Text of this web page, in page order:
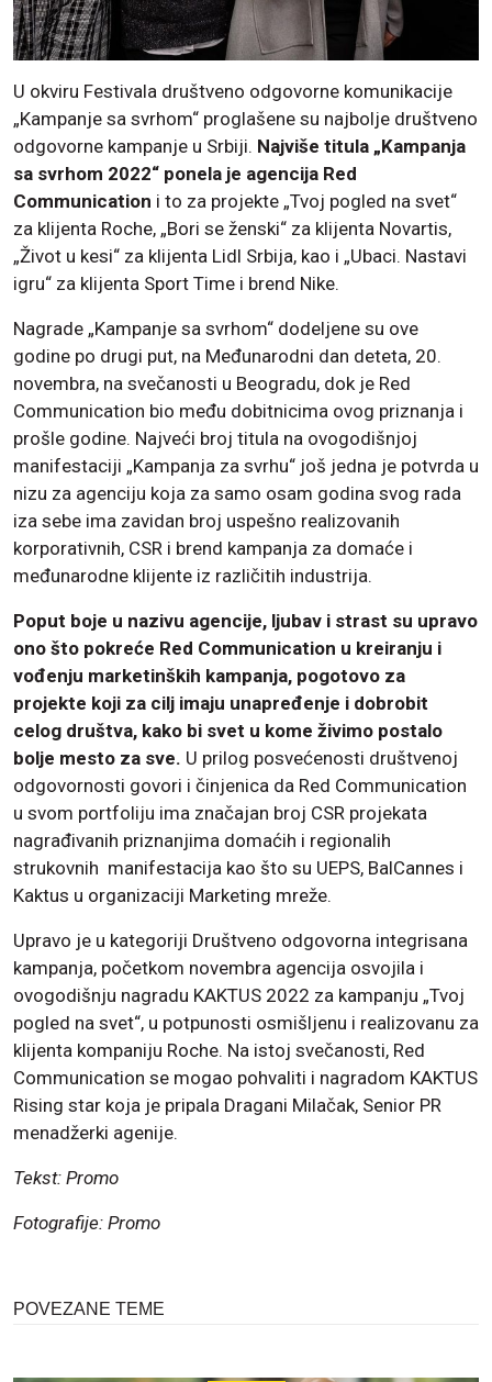
U okviru Festivala društveno odgovorne komunikacije
„Kampanje sa svrhom“ proglašene su najbolje društveno
odgovorne kampanje u Srbiji. Najviše titula „Kampanja
sa svrhom 2022“ ponela je agencija Red
Communication i to za projekte „Tvoj pogled na svet“
za klijenta Roche, „Bori se ženski“ za klijenta Novartis,
„Život u kesi“ za klijenta Lidl Srbija, kao i „Ubaci. Nastavi
igru“ za klijenta Sport Time i brend Nike.
Nagrade „Kampanje sa svrhom“ dodeljene su ove
godine po drugi put, na Međunarodni dan deteta, 20.
novembra, na svečanosti u Beogradu, dok je Red
Communication bio među dobitnicima ovog priznanja i
prošle godine. Najveći broj titula na ovogodišnjoj
manifestaciji „Kampanja za svrhu“ još jedna je potvrda u
nizu za agenciju koja za samo osam godina svog rada
iza sebe ima zavidan broj uspešno realizovanih
korporativnih, CSR i brend kampanja za domaće i
međunarodne klijente iz različitih industrija.
Poput boje u nazivu agencije, ljubav i strast su upravo
ono što pokreće Red Communication u kreiranju i
vođenju marketinških kampanja, pogotovo za
projekte koji za cilj imaju unapređenje i dobrobit
celog društva, kako bi svet u kome živimo postalo
bolje mesto za sve. U prilog posvećenosti društvenoj
odgovornosti govori i činjenica da Red Communication
u svom portfoliju ima značajan broj CSR projekata
nagrađivanih priznanjima domaćih i regionalih
strukovnih manifestacija kao što su UEPS, BalCannes i
Kaktus u organizaciji Marketing mreže.
Upravo je u kategoriji Društveno odgovorna integrisana
kampanja, početkom novembra agencija osvojila i
ovogodišnju nagradu KAKTUS 2022 za kampanju „Tvoj
pogled na svet“, u potpunosti osmišljenu i realizovanu za
klijenta kompaniju Roche. Na istoj svečanosti, Red
Communication se mogao pohvaliti i nagradom KAKTUS
Rising star koja je pripala Dragani Milačak, Senior PR
menadžerki agenije.
Tekst: Promo
Fotografije: Promo
POVEZANE TEME